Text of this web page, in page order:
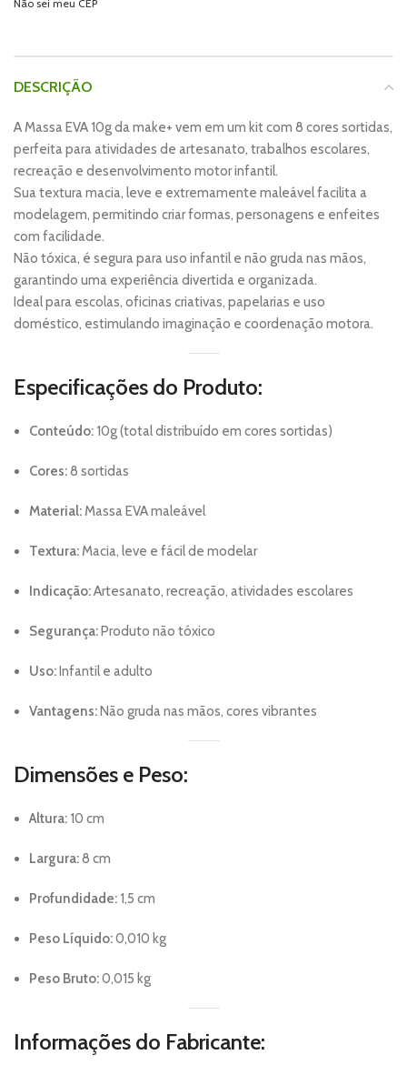
Não sei meu CEP
DESCRIÇÃO
A Massa EVA 10g da make+ vem em um kit com 8 cores sortidas,
perfeita para atividades de artesanato, trabalhos escolares,
recreação e desenvolvimento motor infantil.
Sua textura macia, leve e extremamente maleável facilita a
modelagem, permitindo criar formas, personagens e enfeites
com facilidade.
Não tóxica, é segura para uso infantil e não gruda nas mãos,
garantindo uma experiência divertida e organizada.
Ideal para escolas, oficinas criativas, papelarias e uso
doméstico, estimulando imaginação e coordenação motora.
Especificações do Produto:
Conteúdo: 10g (total distribuído em cores sortidas)
Cores:8 sortidas
Material:Massa EVA maleável
Textura:Macia, leve e fácil de modelar
Indicação:Artesanato, recreação, atividades escolares
Segurança: Produto não tóxico
Uso: Infantil e adulto
Vantagens: Não gruda nas mãos, cores vibrantes
Dimensões e Peso:
Altura: 10 cm
Largura:8 cm
Profundidade: 1,5 cm
Peso Líquido:0,010 kg
Peso Bruto:0,015 kg
Informações do Fabricante: